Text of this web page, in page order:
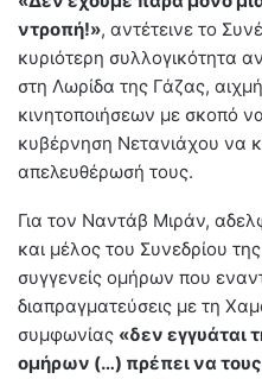
ντροπή!», αντέτεινε το
κυριότερη συλλογικότητα
στη Λωρίδα της Γάζας,
κινητοποιήσεων με σκοπό
κυβέρνηση Νετανιάχου να
απελευθέρωσή τους.
Για τον Ναντάβ Μιράν,
και μέλος του Συνεδρίου
συγγενείς ομήρων που
διαπραγματεύσεις με τη
συμφωνίας «δεν εγγυάται
ομήρων (…) πρέπει να